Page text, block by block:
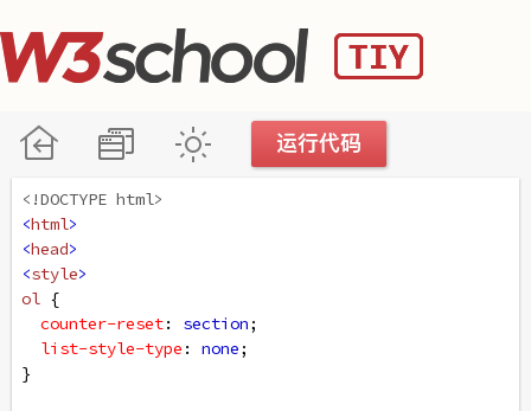
<!DOCTYPE html>
<html>
<head>
<style>
ol {
counter-reset: section;
list-style-type : none;
}